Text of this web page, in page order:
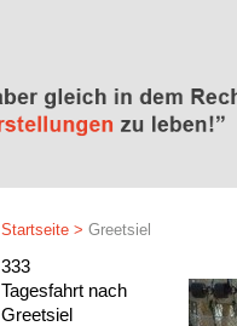
Startseite > Greetsiel
333
Tagesfahrt nach
Greetsiel